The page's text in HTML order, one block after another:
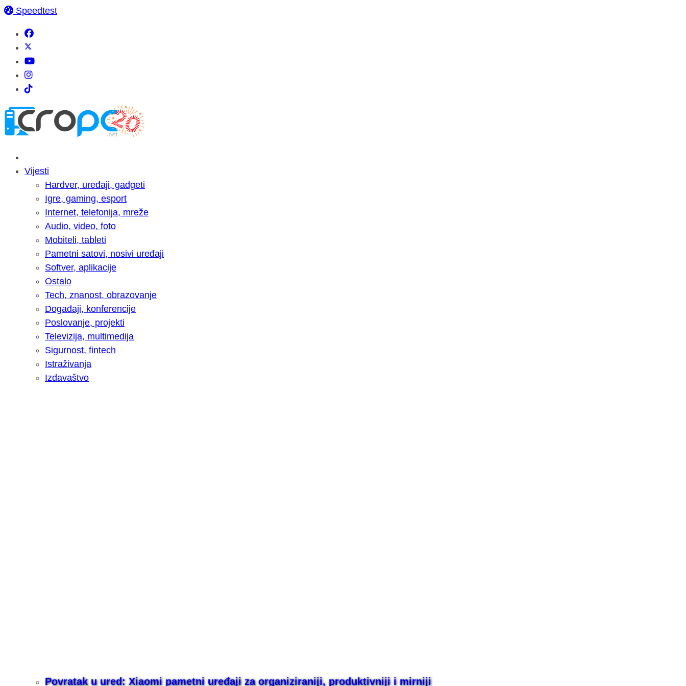
Speedtest
Vijesti
Hardver, uređaji, gadgeti
Igre, gaming, esport
Internet, telefonija, mreže
Audio, video, foto
Mobiteli, tableti
Pametni satovi, nosivi uređaji
Softver, aplikacije
Ostalo
Tech, znanost, obrazovanje
Događaji, konferencije
Poslovanje, projekti
Televizija, multimedija
Sigurnost, fintech
Istraživanja
Izdavaštvo
Povratak u ured: Xiaomi pametni uređaji za organiziraniji, produktivniji i mirniji